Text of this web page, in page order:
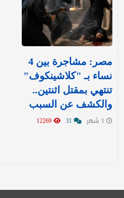
مصر: مشاجرة بين 4
نساء بـ "كلاشينكوف"
تنتهي بمقتل اثنتين..
والكشف عن السبب